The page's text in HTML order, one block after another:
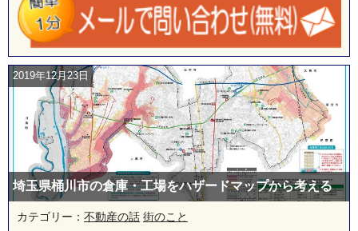
2019年12月23日
埼玉県桶川市の倉庫・工場をハザードマップから考える
カテゴリー： 不動産の話 街のこと